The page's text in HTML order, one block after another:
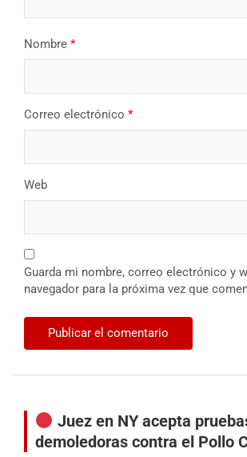
Nombre *
Correo electrónico *
Web
Guarda mi nombre, correo electrónico y
navegador para la próxima vez que
Juez en NY acepta
demoledoras contra el Pollo